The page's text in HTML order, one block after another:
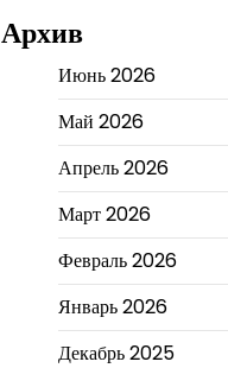
Архив
Июнь 2026
Май 2026
Апрель 2026
Март 2026
Февраль 2026
Январь 2026
Декабрь 2025